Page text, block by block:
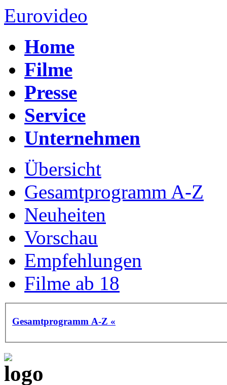
Eurovideo
Home
Filme
Presse
Service
Unternehmen
Übersicht
Gesamtprogramm A-Z
Neuheiten
Vorschau
Empfehlungen
Filme ab 18
Gesamtprogramm A-Z «